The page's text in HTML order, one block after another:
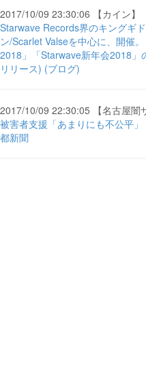
2017/10/09 23:30:06 【カイン】
Starwave Records界のキングギ
ン/Scarlet Valseを中心に、開催
2018」「Starwave新年会2018」
リリース) (ブログ)
2017/10/09 22:30:05 【名古屋闇
被害者支援「あまりにも不公平
都新聞